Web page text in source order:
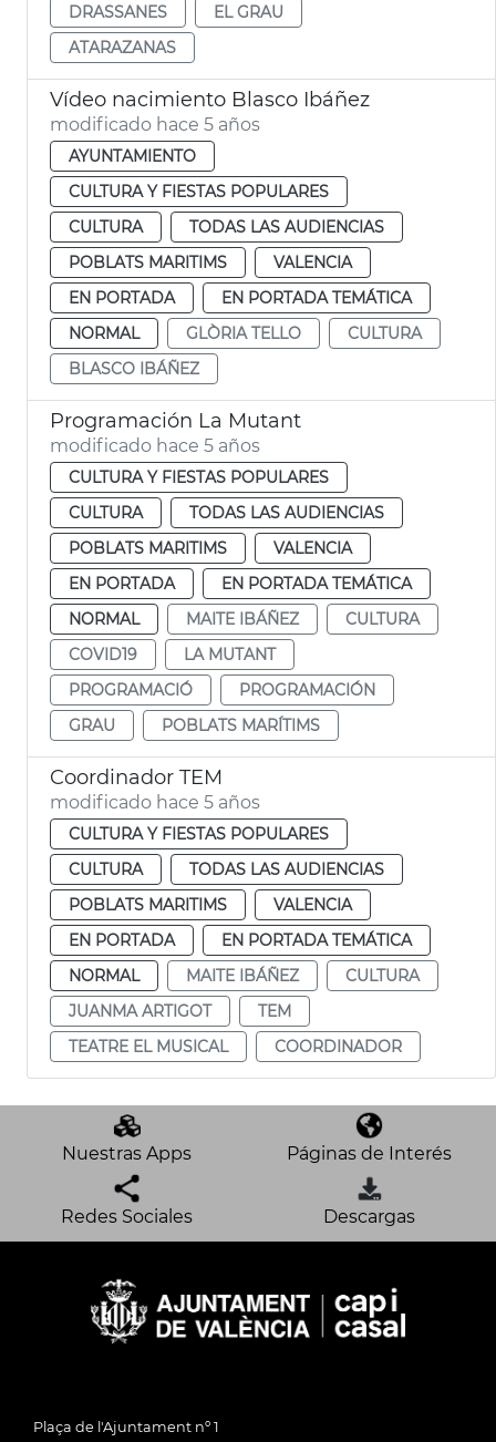
DRASSANES
EL GRAU
ATARAZANAS
Vídeo nacimiento Blasco Ibáñez
modificado hace 5 años
AYUNTAMIENTO
CULTURA Y FIESTAS POPULARES
CULTURA
TODAS LAS AUDIENCIAS
POBLATS MARITIMS
VALENCIA
EN PORTADA
EN PORTADA TEMÁTICA
NORMAL
GLÒRIA TELLO
CULTURA
BLASCO IBÁÑEZ
Programación La Mutant
modificado hace 5 años
CULTURA Y FIESTAS POPULARES
CULTURA
TODAS LAS AUDIENCIAS
POBLATS MARITIMS
VALENCIA
EN PORTADA
EN PORTADA TEMÁTICA
NORMAL
MAITE IBÁÑEZ
CULTURA
COVID19
LA MUTANT
PROGRAMACIÓ
PROGRAMACIÓN
GRAU
POBLATS MARÍTIMS
Coordinador TEM
modificado hace 5 años
CULTURA Y FIESTAS POPULARES
CULTURA
TODAS LAS AUDIENCIAS
POBLATS MARITIMS
VALENCIA
EN PORTADA
EN PORTADA TEMÁTICA
NORMAL
MAITE IBÁÑEZ
CULTURA
JUANMA ARTIGOT
TEM
TEATRE EL MUSICAL
COORDINADOR
Nuestras Apps Páginas de Interés
Redes Sociales Descargas
Plaça de l'Ajuntament nº 1